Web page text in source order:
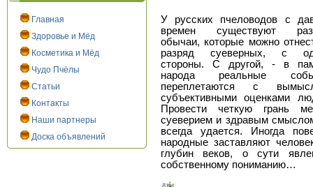
Главная
Здоровье и Мёд
Косметика и Мёд
Чудо Пчёлы
Статьи
Контакты
Наши партнеры
Доска объявлений
У русских пчеловодов с
времен существуют
обычаи, которые можно
разряд суеверных, с
стороны. С другой, - в
народа реальные
переплетаются с
субъективными оценками
Провести четкую грань
суеверием и здравым
всегда удается. Иногда
народные заставляют
глубин веков, о сути
собственному пониманию…